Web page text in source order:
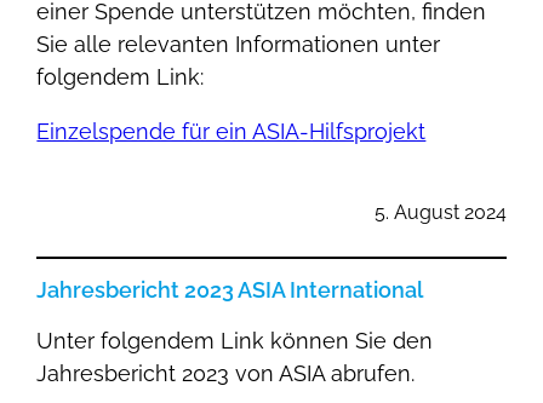
einer Spende unterstützen möchten, finden
Sie alle relevanten Informationen unter
folgendem Link:
Einzelspende für ein ASIA-Hilfsprojekt
5. August 2024
Jahresbericht 2023 ASIA International
Unter folgendem Link können Sie den
Jahresbericht 2023 von ASIA abrufen.